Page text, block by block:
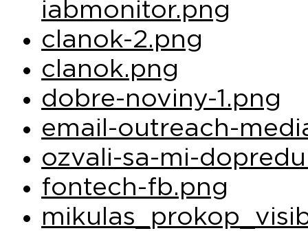
iabmonitor.png
clanok-2.png
clanok.png
dobre-noviny-1.png
email-outreach-
ozvali-sa-mi-
fontech-fb.png